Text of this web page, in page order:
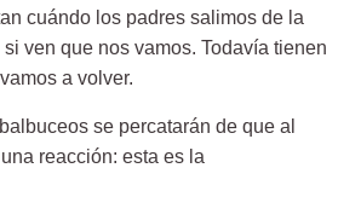
cuándo los padres salimos de la
ven que nos vamos. Todavía tienen
a volver.
se percatarán de que al
reacción: esta es la